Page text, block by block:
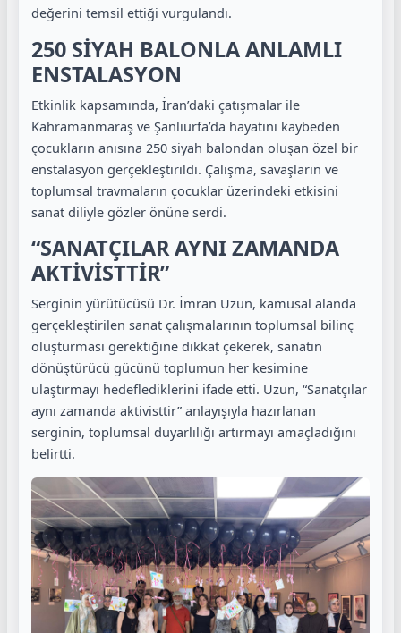
değerini temsil ettiği vurgulandı.
250 SİYAH BALONLA ANLAMLI
ENSTALASYON
Etkinlik kapsamında, İran’daki çatışmalar ile
Kahramanmaraş ve Şanlıurfa’da hayatını kaybeden
çocukların anısına 250 siyah balondan oluşan özel bir
enstalasyon gerçekleştirildi. Çalışma, savaşların ve
toplumsal travmaların çocuklar üzerindeki etkisini
sanat diliyle gözler önüne serdi.
“SANATÇILAR AYNI ZAMANDA
AKTİVİSTTİR”
Serginin yürütücüsü Dr. İmran Uzun, kamusal alanda
gerçekleştirilen sanat çalışmalarının toplumsal bilinç
oluşturması gerektiğine dikkat çekerek, sanatın
dönüştürücü gücünü toplumun her kesimine
ulaştırmayı hedeflediklerini ifade etti. Uzun, “Sanatçılar
aynı zamanda aktivisttir” anlayışıyla hazırlanan
serginin, toplumsal duyarlılığı artırmayı amaçladığını
belirtti.